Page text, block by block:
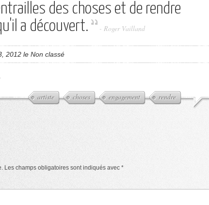
des choses et de rendre
a découvert.
- Roger Vailland
2012 le Non classé
artiste choses engagement rendre
Les champs obligatoires sont indiqués avec *